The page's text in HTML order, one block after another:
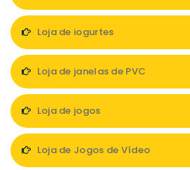
Loja de iogurtes
Loja de janelas de PVC
Loja de jogos
Loja de Jogos de Vídeo